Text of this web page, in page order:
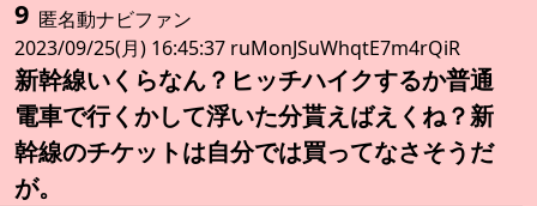
9 匿名動ナビファン
2023/09/25(月) 16:45:37 ruMonJSuWhqtE7m4rQiR
新幹線いくらなん？ヒッチハイクするか普通
電車で行くかして浮いた分貰えばえくね？新
幹線のチケットは自分では買ってなさそうだ
が。